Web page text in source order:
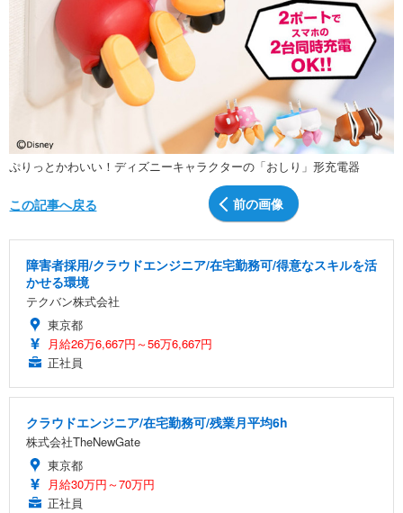
ぷりっとかわいい！ディズニーキャラクターの「おしり」形充電器
前の画像
この記事へ戻る
障害者採用/クラウドエンジニア/在宅勤務可/得意なスキルを活
かせる環境
テクバン株式会社
東京都
月給26万6,667円～56万6,667円
正社員
クラウドエンジニア/在宅勤務可/残業月平均6h
株式会社TheNewGate
東京都
月給30万円～70万円
正社員